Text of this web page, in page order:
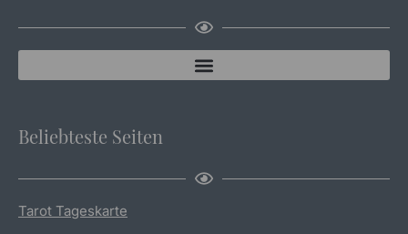
Beliebteste Seiten
Tarot Tageskarte